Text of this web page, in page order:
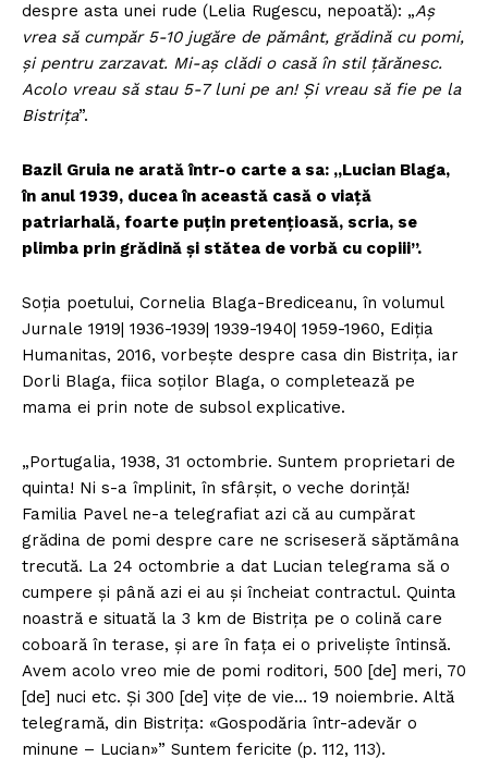
despre asta unei rude (Lelia Rugescu, nepoată): „Aş
vrea să cumpăr 5-10 jugăre de pământ, grădină cu pomi,
şi pentru zarzavat. Mi-aş clădi o casă în stil țărănesc.
Acolo vreau să stau 5-7 luni pe an! Şi vreau să fie pe la
Bistrița”.
Bazil Gruia ne arată într-o carte a sa: „Lucian Blaga,
în anul 1939, ducea în această casă o viață
patriarhală, foarte puțin pretențioasă, scria, se
plimba prin grădină şi stătea de vorbă cu copiii”.
Soția poetului, Cornelia Blaga-Brediceanu, în volumul
Jurnale 1919| 1936-1939| 1939-1940| 1959-1960, Ediția
Humanitas, 2016, vorbeşte despre casa din Bistrița, iar
Dorli Blaga, fiica soților Blaga, o completează pe
mama ei prin note de subsol explicative.
„Portugalia, 1938, 31 octombrie. Suntem proprietari de
quinta! Ni s-a împlinit, în sfârşit, o veche dorință!
Familia Pavel ne-a telegrafiat azi că au cumpărat
grădina de pomi despre care ne scriseseră săptămâna
trecută. La 24 octombrie a dat Lucian telegrama să o
cumpere şi până azi ei au şi încheiat contractul. Quinta
noastră e situată la 3 km de Bistrița pe o colină care
coboară în terase, şi are în fața ei o privelişte întinsă.
Avem acolo vreo mie de pomi roditori, 500 [de] meri, 70
[de] nuci etc. Şi 300 [de] vițe de vie… 19 noiembrie. Altă
telegramă, din Bistrița: «Gospodăria într-adevăr o
minune – Lucian»” Suntem fericite (p. 112, 113).